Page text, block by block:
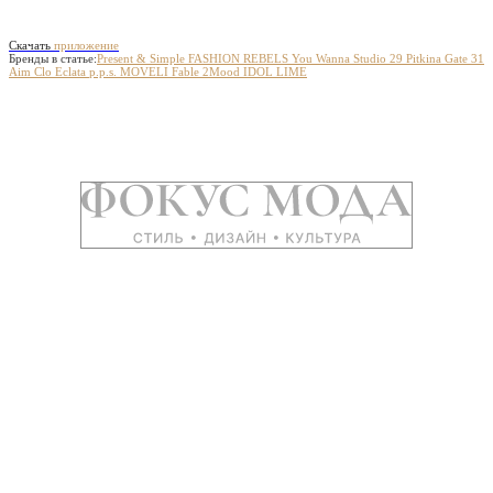
Скачать приложение
Бренды в статье:Present & Simple FASHION REBELS You Wanna Studio 29 Pitkina Gate 31
Aim Clo Eclata p.p.s. MOVELI Fable 2Mood IDOL LIME